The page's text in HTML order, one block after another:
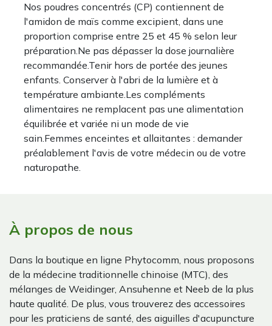
Nos poudres concentrés (CP) contiennent de
l'amidon de maïs comme excipient, dans une
proportion comprise entre 25 et 45 % selon leur
préparation.Ne pas dépasser la dose journalière
recommandée.Tenir hors de portée des jeunes
enfants. Conserver à l'abri de la lumière et à
température ambiante.Les compléments
alimentaires ne remplacent pas une alimentation
équilibrée et variée ni un mode de vie
sain.Femmes enceintes et allaitantes : demander
préalablement l'avis de votre médecin ou de votre
naturopathe.
À propos de nous
Dans la boutique en ligne Phytocomm, nous proposons
de la médecine traditionnelle chinoise (MTC), des
mélanges de Weidinger, Ansuhenne et Neeb de la plus
haute qualité. De plus, vous trouverez des accessoires
pour les praticiens de santé, des aiguilles d'acupuncture